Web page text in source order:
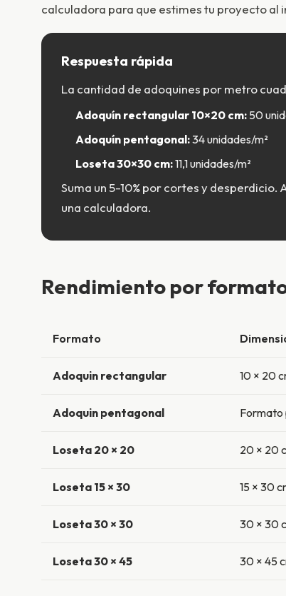
calculadora para que estimes tu proyecto al
Respuesta rápida
La cantidad de adoquines por metro
Adoquín rectangular 10×20 cm: 50
Adoquín pentagonal:34 unidades/m²
Loseta 30×30 cm:11,1 unidades/m²
Suma un 5-10% por cortes y
una calculadora.
Rendimiento por
Formato
Adoquin rectangular 10 × 20
Adoquin pentagonal Formato
Loseta 20 × 20 20 × 20
Loseta 15 × 30 15 × 30
Loseta 30 × 30 30 × 30
Loseta 30 × 45 30 × 45